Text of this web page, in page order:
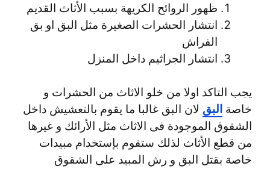
ظهور الروائح الكريهة بسبب الأثاث القديم
انتشار الحشرات الصغيرة مثل البق او بق
الفراش
انتشار الجراثيم داخل المنزل
يجب التاكد اولا من خلو الاثاث من الحشرات و
خاصة البق لان البق غالبا ما يقوم بالتعشيش داخل
الشقوق الموجودة فى الاثاث مثل الأرائك و غيرها
من قطع الأثاث لذلك ستقوم بإستخدام مبيدات
خاصة بقتل البق و رش المبيد على الشقوق